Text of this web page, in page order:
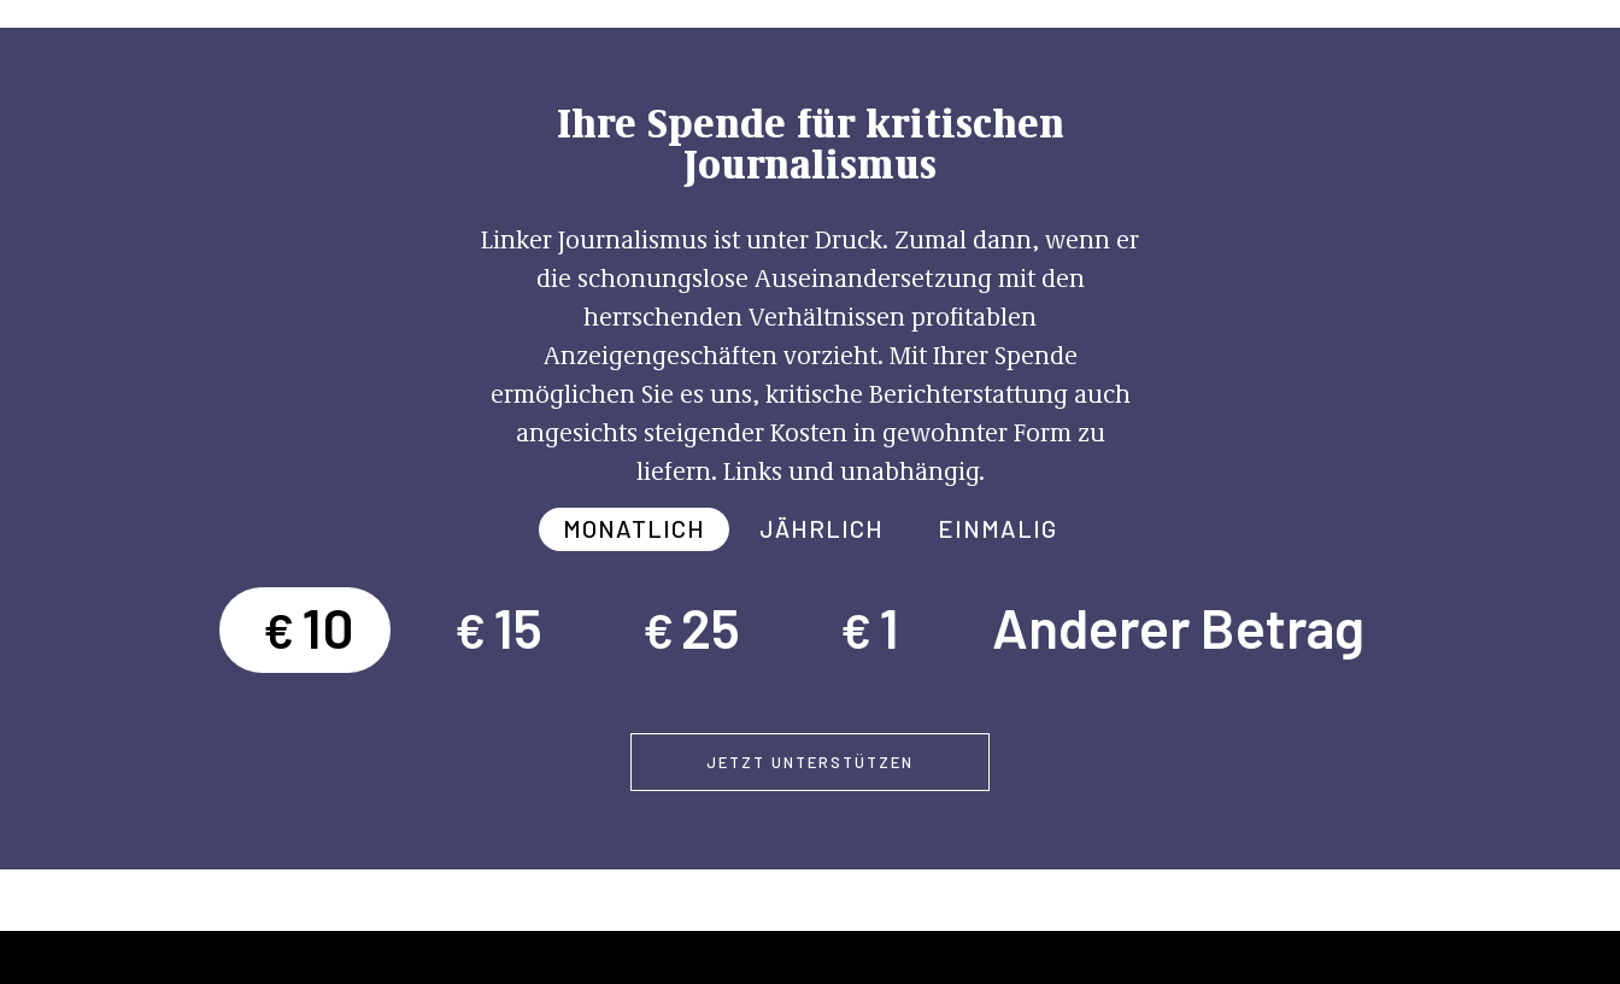
Ihre Spende für kritischen
Journalismus
Linker Journalismus ist unter Druck. Zumal dann, wenn er
die schonungslose Auseinandersetzung mit den
herrschenden Verhältnissen profitablen
Anzeigengeschäften vorzieht. Mit Ihrer Spende
ermöglichen Sie es uns, kritische Berichterstattung auch
angesichts steigender Kosten in gewohnter Form zu
liefern. Links und unabhängig.
MONATLICH JÄHRLICH EINMALIG
€ 10 € 15 € 25 € 1 Anderer Betrag
JETZT UNTERSTÜTZEN